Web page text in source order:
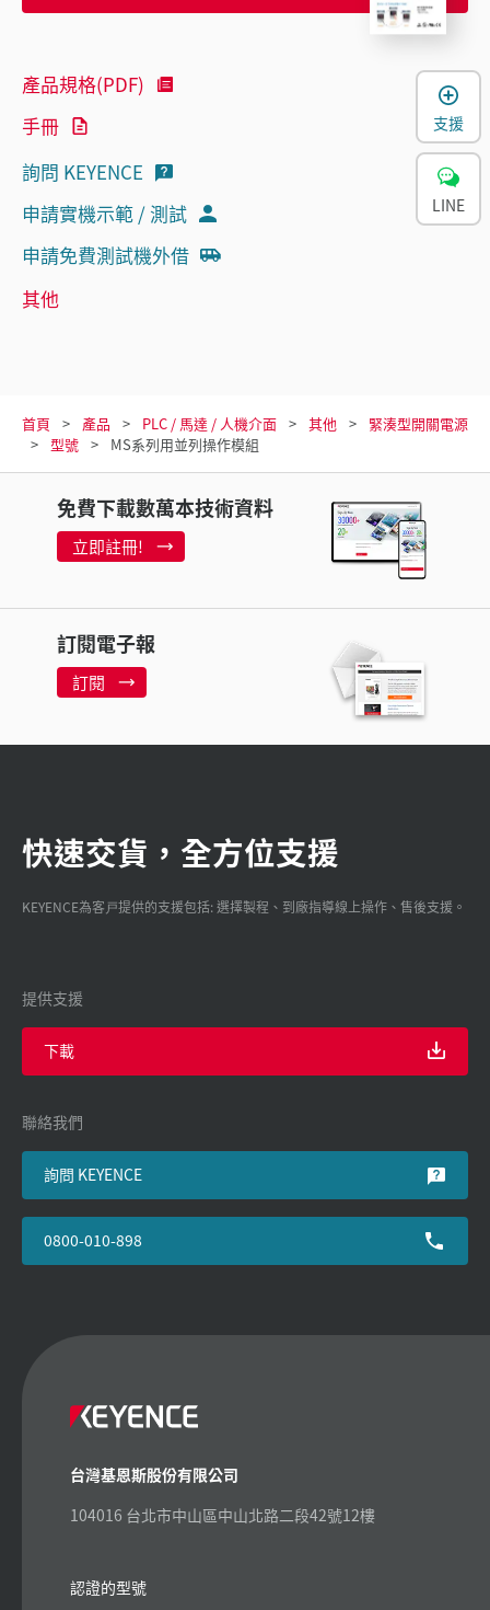
產品規格(PDF)
手冊
詢問 KEYENCE
申請實機示範 / 測試
申請免費測試機外借
其他
首頁 產品 PLC / 馬達 / 人機介面 其他
緊湊型開關電源
型號
MS系列用並列操作模組
免費下載數萬本技術資料
立即註冊!
訂閱電子報
訂閱
快速交貨，全方位支援
KEYENCE為客戸提供的支援包括: 選擇製程、到廠指導線上操作、售後支援。
提供支援
下載
聯絡我們
詢問 KEYENCE
0800-010-898
台灣基恩斯股份有限公司
104016 台北市中山區中山北路二段42號12樓
認證的型號
支援
LINE